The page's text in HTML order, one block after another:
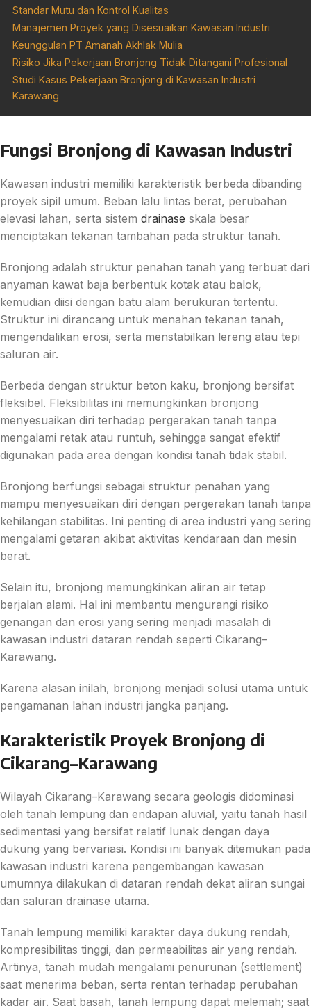
Standar Mutu dan Kontrol Kualitas
Manajemen Proyek yang Disesuaikan Kawasan Industri
Keunggulan PT Amanah Akhlak Mulia
Risiko Jika Pekerjaan Bronjong Tidak Ditangani Profesional
Studi Kasus Pekerjaan Bronjong di Kawasan Industri
Karawang
Fungsi Bronjong di Kawasan Industri
Kawasan industri memiliki karakteristik berbeda dibanding
proyek sipil umum. Beban lalu lintas berat, perubahan
elevasi lahan, serta sistem drainase skala besar
menciptakan tekanan tambahan pada struktur tanah.
Bronjong adalah struktur penahan tanah yang terbuat dari
anyaman kawat baja berbentuk kotak atau balok,
kemudian diisi dengan batu alam berukuran tertentu.
Struktur ini dirancang untuk menahan tekanan tanah,
mengendalikan erosi, serta menstabilkan lereng atau tepi
saluran air.
Berbeda dengan struktur beton kaku, bronjong bersifat
fleksibel. Fleksibilitas ini memungkinkan bronjong
menyesuaikan diri terhadap pergerakan tanah tanpa
mengalami retak atau runtuh, sehingga sangat efektif
digunakan pada area dengan kondisi tanah tidak stabil.
Bronjong berfungsi sebagai struktur penahan yang
mampu menyesuaikan diri dengan pergerakan tanah tanpa
kehilangan stabilitas. Ini penting di area industri yang sering
mengalami getaran akibat aktivitas kendaraan dan mesin
berat.
Selain itu, bronjong memungkinkan aliran air tetap
berjalan alami. Hal ini membantu mengurangi risiko
genangan dan erosi yang sering menjadi masalah di
kawasan industri dataran rendah seperti Cikarang–
Karawang.
Karena alasan inilah, bronjong menjadi solusi utama untuk
pengamanan lahan industri jangka panjang.
Karakteristik Proyek Bronjong di
Cikarang–Karawang
Wilayah Cikarang–Karawang secara geologis didominasi
oleh tanah lempung dan endapan aluvial, yaitu tanah hasil
sedimentasi yang bersifat relatif lunak dengan daya
dukung yang bervariasi. Kondisi ini banyak ditemukan pada
kawasan industri karena pengembangan kawasan
umumnya dilakukan di dataran rendah dekat aliran sungai
dan saluran drainase utama.
Tanah lempung memiliki karakter daya dukung rendah,
kompresibilitas tinggi, dan permeabilitas air yang rendah.
Artinya, tanah mudah mengalami penurunan (settlement)
saat menerima beban, serta rentan terhadap perubahan
kadar air. Saat basah, tanah lempung dapat melemah; saat